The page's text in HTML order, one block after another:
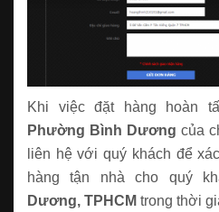
Khi việc đặt hàng hoàn
Phường Bình Dương của
liên hệ với quý khách để
hàng tận nhà cho quý
Dương, TPHCM trong thời